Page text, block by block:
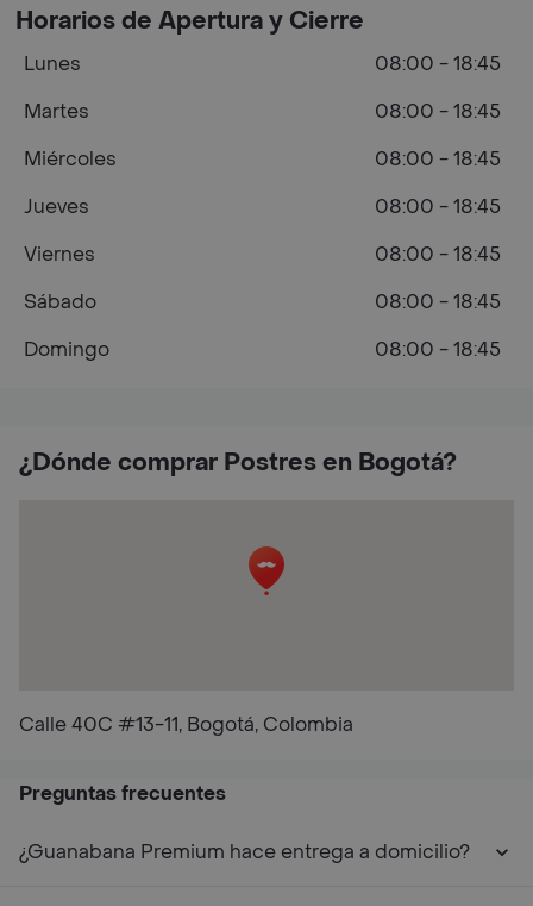
¿Dónde comprar Postres en Bogotá?
Calle 40C #13-11, Bogotá, Colombia
Horarios de Apertura y Cierre
Lunes
08:00 - 18:45
Martes
08:00 - 18:45
Miércoles
08:00 - 18:45
Jueves
08:00 - 18:45
Viernes
08:00 - 18:45
Sábado
08:00 - 18:45
Domingo
08:00 - 18:45
Preguntas frecuentes
¿Guanabana Premium hace entrega a domicilio?